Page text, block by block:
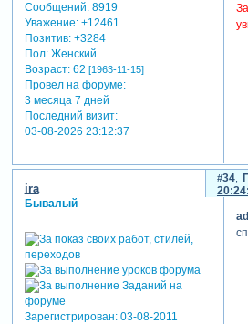
Сообщений:8919
Уважение: +12461
Позитив: +3284
Пол:Женский
Возраст:62 [1963-11-15]
Провел на форуме:
3 месяца 7 дней
Последний визит:
03-08-2026 23:12:37
34
ira
Бывалый
Зарегистрирован: 03-08-2011